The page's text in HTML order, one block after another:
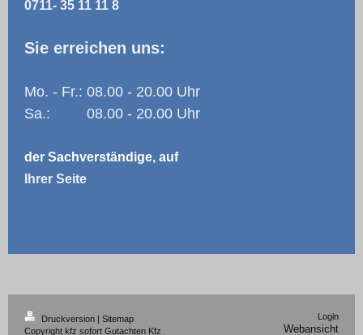
0711- 35 11 11 8
Sie erreichen uns:
Mo. - Fr.: 08.00 - 20.00 Uhr
Sa.: 08.00 - 20.00 Uhr
der Sachverständige, auf
Ihrer Seite
Druckversion | Sitemap
Copyright kfz sofort Gutachten Kfz
Login
Webansicht